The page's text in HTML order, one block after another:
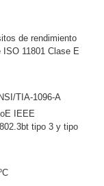
de rendimiento
11801 Clase E
TIA-1096-A
IEEE
tipo 3 y tipo